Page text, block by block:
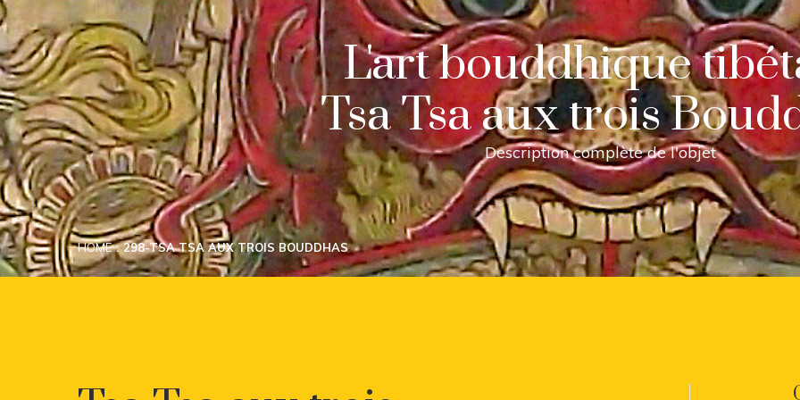
L'art bouddhique
Tsa Tsa aux trois
Description complète de l'objet
HOME 298-TSA TSA AUX TROIS BOUDDHAS